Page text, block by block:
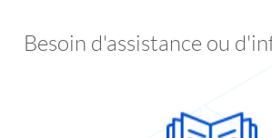
Besoin d'assistance ou